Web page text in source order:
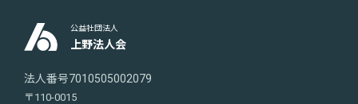
公益社団法人
上野法人会
法人番号7010505002079
〒110-0015